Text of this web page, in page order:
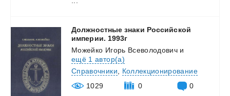
Должностные знаки Российской
империи. 1993г
Можейко Игорь Всеволодович и
ещё 1 автор(а)
Справочники
Коллекционирование
1029
0
0